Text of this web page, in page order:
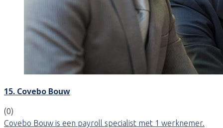
15. Covebo Bouw
(0)
Covebo Bouw is een payroll specialist met 1 werknemer.